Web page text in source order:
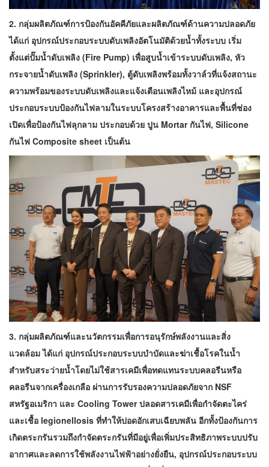
2. กลุ่มผลิตภัณฑ์การป้องกันอัคคีภัยและผลิตภัณฑ์ด้านความปลอดภัย
ได้แก่ อุปกรณ์ประกอบระบบดับเพลิงอัตโนมัติด้วยน้ำทั้งระบบ เริ่ม
ตั้งแต่ปั๊มน้ำดับเพลิง (Fire Pump) เพื่อสูบน้ำเข้าระบบดับเพลิง, หัว
กระจายน้ำดับเพลิง (Sprinkler), ตู้ดับเพลิงพร้อมทั้งวาล์วที่แจ้งสถานะ
ความพร้อมของระบบดับเพลิงและแจ้งเตือนเพลิงไหม้ และอุปกรณ์
ประกอบระบบป้องกันไฟลามในระบบโครงสร้างอาคารและพื้นที่ช่อง
เปิดเพื่อป้องกันไฟลุกลาม ประกอบด้วย ปูน Mortar กันไฟ, Silicone
กันไฟ Composite sheet เป็นต้น
3. กลุ่มผลิตภัณฑ์และนวัตกรรมเพื่อการอนุรักษ์พลังงานและสิ่ง
แวดล้อม ได้แก่ อุปกรณ์ประกอบระบบบำบัดและฆ่าเชื้อโรคในน้ำ
สำหรับสระว่ายน้ำโดยไม่ใช้สารเคมีเพื่อทดแทนระบบคลอรีนหรือ
คลอรีนจากเครื่องเกลือ ผ่านการรับรองความปลอดภัยจาก NSF
สหรัฐอเมริกา และ Cooling Tower ปลอดสารเคมีเพื่อกำจัดตะไคร่
และเชื้อ legionellosis ที่ทำให้ปอดอักเสบเฉียบพลัน อีกทั้งป้องกันการ
เกิดตระกรันรวมถึงกำจัดตระกรันที่มีอยู่เพื่อเพิ่มประสิทธิภาพระบบปรับ
อากาศและลดการใช้พลังงานไฟฟ้าอย่างยั่งยืน, อุปกรณ์ประกอบระบบ